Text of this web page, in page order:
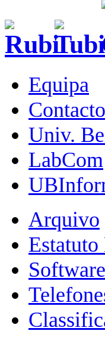
Equipa
Univ.
LabCom
Arquivo